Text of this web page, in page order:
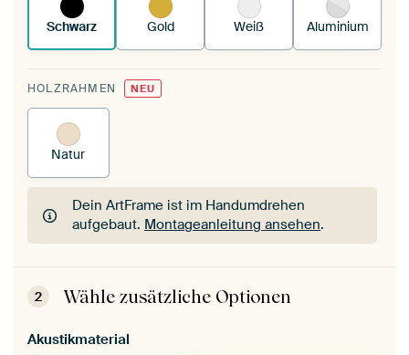
Schwarz Gold Weiß Aluminium
HOLZRAHMEN NEU
Natur
Dein ArtFrame ist im Handumdrehen
aufgebaut. Montageanleitung ansehen.
Dein ArtFrame ist im Handumdrehen
aufgebaut.Montageanleitung ansehen
2 Wähle zusätzliche Optionen
Akustikmaterial